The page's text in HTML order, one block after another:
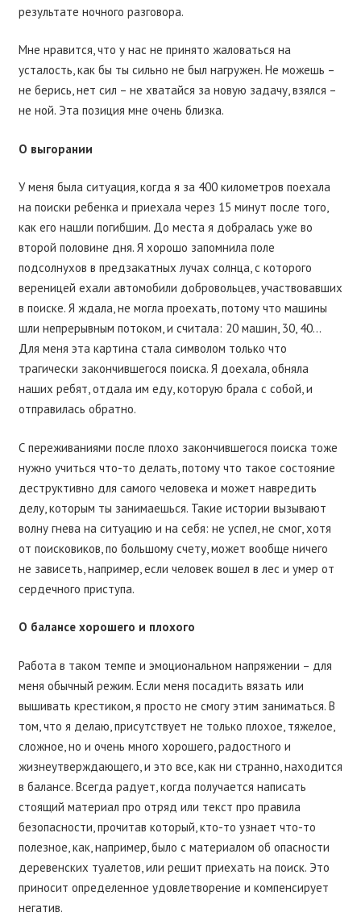
результате ночного разговора.
Мне нравится, что у нас не принято жаловаться на
усталость, как бы ты сильно не был нагружен. Не можешь –
не берись, нет сил – не хватайся за новую задачу, взялся –
не ной. Эта позиция мне очень близка.
О выгорании
У меня была ситуация, когда я за 400 километров поехала
на поиски ребенка и приехала через 15 минут после того,
как его нашли погибшим. До места я добралась уже во
второй половине дня. Я хорошо запомнила поле
подсолнухов в предзакатных лучах солнца, с которого
вереницей ехали автомобили добровольцев, участвовавших
в поиске. Я ждала, не могла проехать, потому что машины
шли непрерывным потоком, и считала: 20 машин, 30, 40…
Для меня эта картина стала символом только что
трагически закончившегося поиска. Я доехала, обняла
наших ребят, отдала им еду, которую брала с собой, и
отправилась обратно.
С переживаниями после плохо закончившегося поиска тоже
нужно учиться что-то делать, потому что такое состояние
деструктивно для самого человека и может навредить
делу, которым ты занимаешься. Такие истории вызывают
волну гнева на ситуацию и на себя: не успел, не смог, хотя
от поисковиков, по большому счету, может вообще ничего
не зависеть, например, если человек вошел в лес и умер от
сердечного приступа.
О балансе хорошего и плохого
Работа в таком темпе и эмоциональном напряжении – для
меня обычный режим. Если меня посадить вязать или
вышивать крестиком, я просто не смогу этим заниматься. В
том, что я делаю, присутствует не только плохое, тяжелое,
сложное, но и очень много хорошего, радостного и
жизнеутверждающего, и это все, как ни странно, находится
в балансе. Всегда радует, когда получается написать
стоящий материал про отряд или текст про правила
безопасности, прочитав который, кто-то узнает что-то
полезное, как, например, было с материалом об опасности
деревенских туалетов, или решит приехать на поиск. Это
приносит определенное удовлетворение и компенсирует
негатив.